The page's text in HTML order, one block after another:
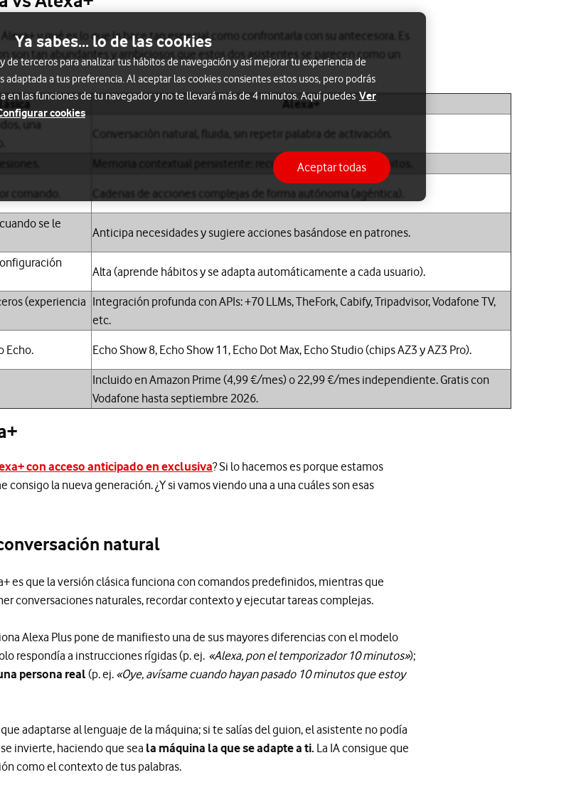
y qué es lo que la hace tan especial como confrontarla con su antecesora. Es
son tan abundantes y ambiciosos que estos dos asistentes se parecen como un
Alexa+
una
Conversación natural, fluida, sin repetir palabra de activación.
Memoria contextual persistente: recuerda preferencias y hábitos.
comando. Cadenas de acciones complejas de forma autónoma (agéntica).
se le
Anticipa necesidades y sugiere acciones basándose en patrones.
Alta (aprende hábitos y se adapta automáticamente a cada usuario).
(experiencia Integración profunda con APIs: +70 LLMs, TheFork, Cabify, Tripadvisor, Vodafone TV,
etc.
Echo. Echo Show 8, Echo Show 11, Echo Dot Max, Echo Studio (chips AZ3 y AZ3 Pro).
Incluido en Amazon Prime (4,99 €/mes) o 22,99 €/mes independiente. Gratis con
Vodafone hasta septiembre 2026.
con acceso anticipado en exclusiva? Si lo hacemos es porque estamos
la nueva generación. ¿Y si vamos viendo una a una cuáles son esas
natural
es que la versión clásica funciona con comandos predefinidos, mientras que
conversaciones naturales, recordar contexto y ejecutar tareas complejas.
Alexa Plus pone de manifiesto una de sus mayores diferencias con el modelo
respondía a instrucciones rígidas (p. ej. «Alexa, pon el temporizador 10 minutos»);
persona real (p. ej. «Oye, avísame cuando hayan pasado 10 minutos que estoy
adaptarse al lenguaje de la máquina; si te salías del guion, el asistente no podía
invierte, haciendo que sea la máquina la que se adapte a ti. La IA consigue que
como el contexto de tus palabras.
Ya sabes... lo de las cookies
de terceros para analizar tus hábitos de navegación y así mejorar tu experiencia de
a tus preferencia. Al aceptar las cookies consientes estos usos, pero podrás
las funciones de tu navegador y no te llevará más de 4 minutos. Aquí puedes Ver
cookies
Aceptar todas